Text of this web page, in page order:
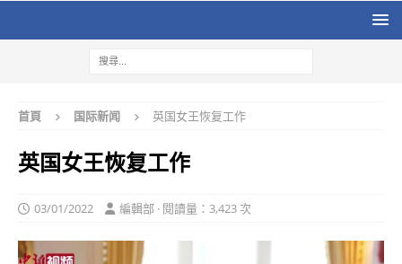
首頁 国际新闻 英国女王恢复工作
英国女王恢复工作
03/01/2022 編輯部 · 閱讀量：3,423 次